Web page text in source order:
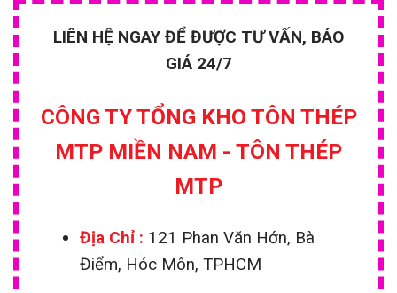
LIÊN HỆ NGAY ĐỂ ĐƯỢC TƯ VẤN, BÁO
GIÁ 24/7
CÔNG TY TỔNG KHO TÔN THÉP
MTP MIỀN NAM - TÔN THÉP
MTP
Địa Chỉ : 121 Phan Văn Hớn, Bà
Điểm, Hóc Môn, TPHCM